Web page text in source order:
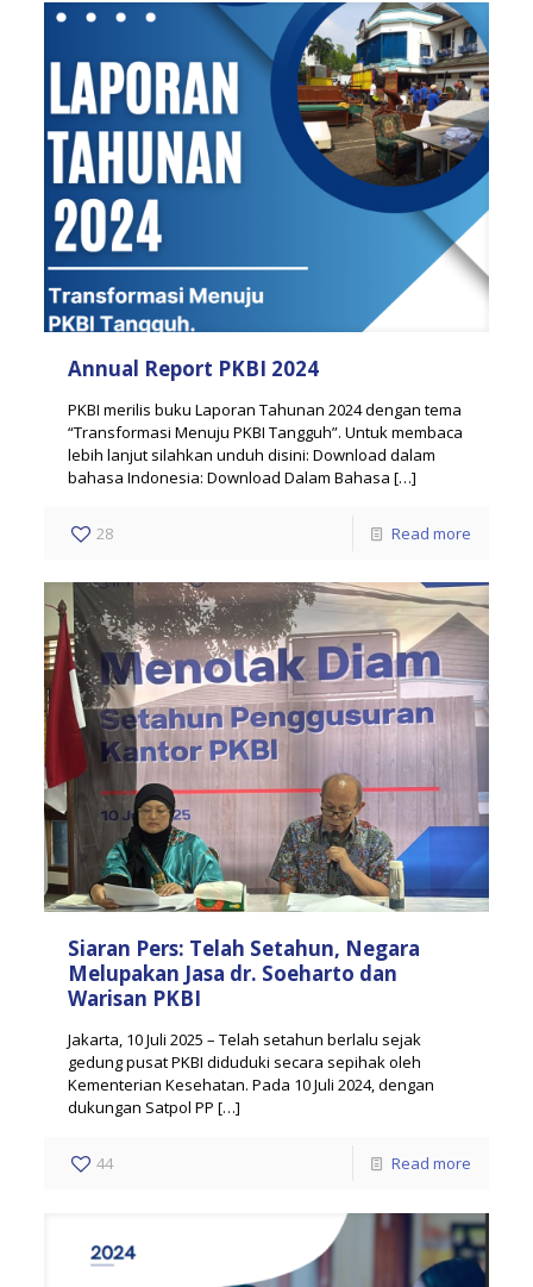
Annual Report PKBI 2024
PKBI merilis buku Laporan Tahunan 2024 dengan tema
“Transformasi Menuju PKBI Tangguh”. Untuk membaca
lebih lanjut silahkan unduh disini: Download dalam
bahasa Indonesia: Download Dalam Bahasa […]
28 Read more
Siaran Pers: Telah Setahun, Negara
Melupakan Jasa dr. Soeharto dan
Warisan PKBI
Jakarta, 10 Juli 2025 – Telah setahun berlalu sejak
gedung pusat PKBI diduduki secara sepihak oleh
Kementerian Kesehatan. Pada 10 Juli 2024, dengan
dukungan Satpol PP […]
44 Read more